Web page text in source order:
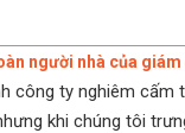
người nhà của
công ty nghiêm cấm
khi chúng tôi